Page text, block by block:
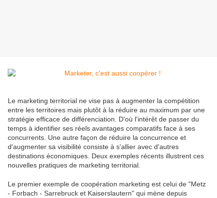
Le marketing territorial ne vise pas à augmenter la compétition
entre les territoires mais plutôt à la réduire au maximum par une
stratégie efficace de différenciation. D'où l'intérêt de passer du
temps à identifier ses réels avantages comparatifs face à ses
concurrents. Une autre façon de réduire la concurrence et
d'augmenter sa visibilité consiste à s'allier avec d'autres
destinations économiques. Deux exemples récents illustrent ces
nouvelles pratiques de marketing territorial.
Le premier exemple de coopération marketing est celui de "Metz
- Forbach - Sarrebruck et Kaiserslautern" qui mène depuis